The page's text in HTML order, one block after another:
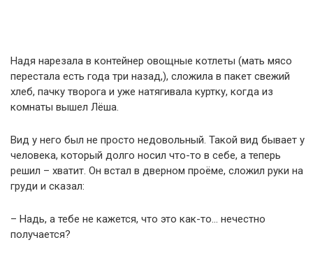
Надя нарезала в контейнер овощные котлеты (мать мясо
перестала есть года три назад,), сложила в пакет свежий
хлеб, пачку творога и уже натягивала куртку, когда из
комнаты вышел Лёша.
Вид у него был не просто недовольный. Такой вид бывает у
человека, который долго носил что-то в себе, а теперь
решил – хватит. Он встал в дверном проёме, сложил руки на
груди и сказал:
– Надь, а тебе не кажется, что это как-то… нечестно
получается?